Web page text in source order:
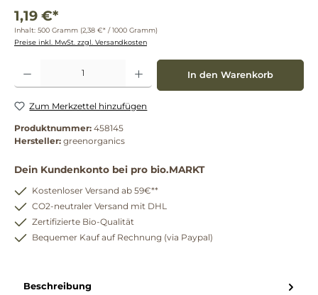
1,19 €*
Inhalt: 500 Gramm (2,38 €* / 1000 Gramm)
Preise inkl. MwSt. zzgl. Versandkosten
Produkt Anzahl: Gib den gewünschten Wert ein oder benutze die Schaltflächen um
In den Warenkorb
Zum Merkzettel hinzufügen
Produktnummer: 458145
Hersteller: greenorganics
Dein Kundenkonto bei pro bio.MARKT
Kostenloser Versand ab 59€**
CO2-neutraler Versand mit DHL
Zertifizierte Bio-Qualität
Bequemer Kauf auf Rechnung (via Paypal)
Beschreibung